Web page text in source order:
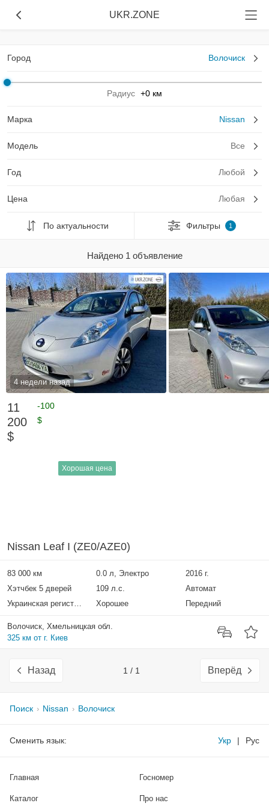
UKR.ZONE
Город Волочиск
Радиус +0 км
Марка Nissan
Модель Все
Год Любой
Цена Любая
По актуальности Фильтры 1
Найдено 1 объявление
4 недели назад
11
200
$
-100
$
Хорошая цена
Nissan Leaf I (ZE0/AZE0)
83 000 км 0.0 л, Электро
2016 г.
Хэтчбек 5 дверей
109 л.с.
Автомат
Украинская регистрация
Хорошее Передний
Волочиск, Хмельницкая обл.
325 км от г. Киев
Назад 1 / 1 Вперёд
Поиск Nissan Волочиск
Сменить язык: Укр | Рус
Главная
Каталог
Госномер
Про нас